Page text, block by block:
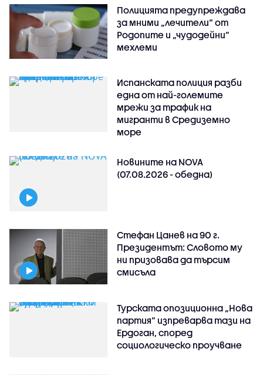
Полицията предупреждава
за мними „лечители“ от
Родопите и „чудодейни“
мехлеми
Испанската полиция разби
една от най-големите
мрежи за трафик на
мигранти в Средиземно
море
Новините на NOVA
(07.08.2026 - обедна)
Стефан Цанев на 90 г.
Президентът: Словото му
ни призовава да търсим
смисъла
Турската опозиционна „Нова
партия“ изпреварва тази на
Ердоган, според
социологическо проучване